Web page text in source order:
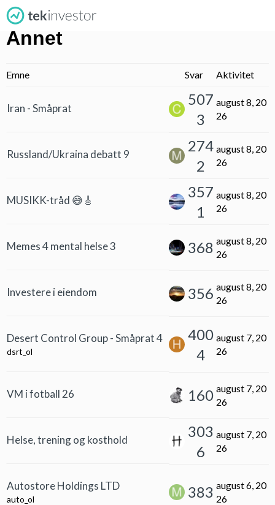
Annet
Emne Svar Aktivitet
Iran - Småprat
507
3
august 8, 20
26
Russland/Ukraina debatt 9
274
2
august 8, 20
26
MUSIKK-tråd 😅🎸
357
1
august 8, 20
26
Memes 4 mental helse 3 368 august 8, 20
26
Investere i eiendom 356 august 8, 20
26
Desert Control Group - Småprat 4
dsrt_ol
400
4
august 7, 20
26
VM i fotball 26 160 august 7, 20
26
Helse, trening og kosthold
303
6
august 7, 20
26
Autostore Holdings LTD
auto_ol 383 august 6, 20
26